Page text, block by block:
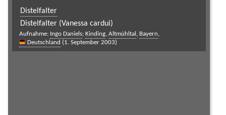
Distelfalter
Distelfalter (Vanessa cardui)
Aufnahme: Ingo Daniels; Kinding,Altmühltal , Bayern,
Deutschland (1. September 2003)